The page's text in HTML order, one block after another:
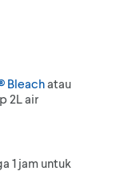
Bleachatau
2L air
1 jam untuk